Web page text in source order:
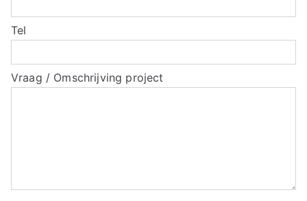
Tel
Vraag / Omschrijving project